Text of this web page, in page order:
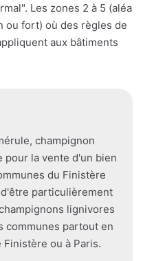
Les zones 2 à 5 (aléa
ou fort) où des règles de
aux bâtiments
champignon
pour la vente d'un bien
du Finistère
particulièrement
lignivores
communes partout en
ou à Paris.